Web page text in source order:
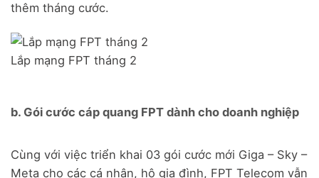
thêm tháng cước.
Lắp mạng FPT tháng 2
b. Gói cước cáp quang FPT dành cho doanh nghiệp
Cùng với việc triển khai 03 gói cước mới Giga – Sky –
Meta cho các cá nhân, hộ gia đình, FPT Telecom vẫn